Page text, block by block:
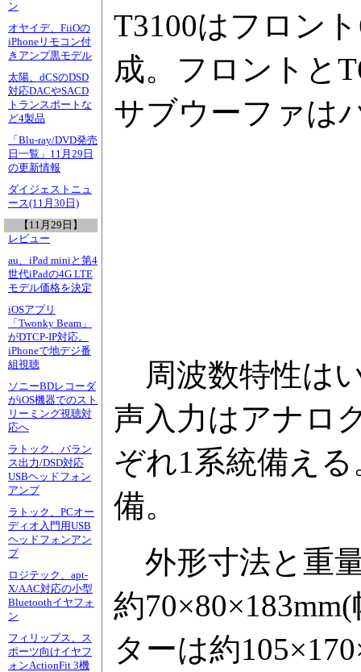
ン
オヤイデ、FiiOの
iPhoneリモコン付
きアンプ黒モデル
太陽、dCSのDSD
対応DACやSACD
トランスポートな
ど4製品
「Blu-ray/DVD発売
日一覧」11月29日
の更新情報
ダイジェストニュ
ース(11月30日)
【11月29日】
レビュー
au、iPad miniと第4
世代iPadの4G LTE
モデル価格を決定
iOSアプリ
「Twonky Beam」
がDTCP-IP対応。
iPhoneで地デジ番
組視聴
ソニーBDレコーダ
がiOS機器でのスト
リーミング視聴対
応へ
ラトック、バラン
ス出力/DSD対応
USBヘッドフォン
アンプ
ラトック、PCオー
ディオ入門用USB
ヘッドフォンアン
プ
ロジテック、apt-
X/AAC対応の小型
Bluetoothイヤフォ
ン
フィリップス、ス
ポーツ向けイヤフ
ォンActionFit 3機
T3100はフロン
成。フロントと
サブウーファは
周波数特性は
声入力はアナロ
ぞれ1系統備え
備。
外形寸法と重
約
ターは約